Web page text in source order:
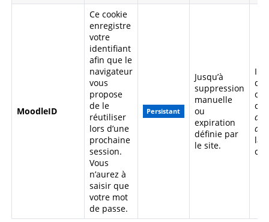
MoodleID
Ce cookie
enregistre
votre
identifiant
afin que le
navigateur
vous
propose
de le
réutiliser
lors d’une
prochaine
session.
Vous
n’aurez à
saisir que
votre mot
de passe.
Persistant
Jusqu’à
suppression
manuelle
ou
expiration
définie par
le site.
Il
du
la